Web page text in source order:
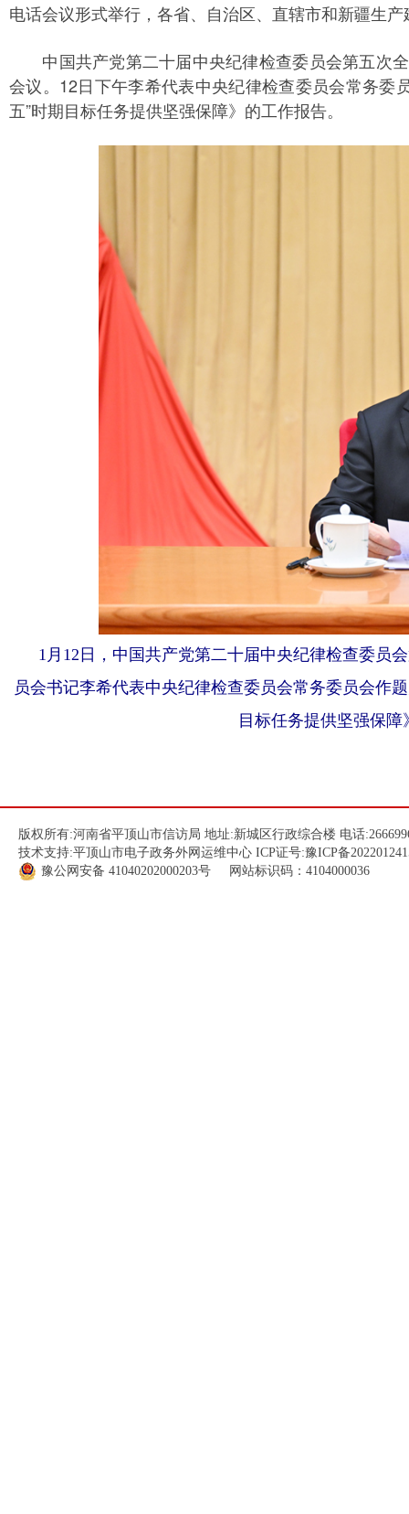
电话会议形式举行，各省、自治区、直辖市和新疆生
中国共产党第二十届中央纪律检查委员会第五次
会议。12日下午李希代表中央纪律检查委员会常务委
五”时期目标任务提供坚强保障》的工作报告。
1月12日，中国共产党第二十届中央纪律检查委员
员会书记李希代表中央纪律检查委员会常务委员会作
目标任务提供坚强保
版权所有:河南省平顶山市信访局 地址:新城区行政综合楼 电话
技术支持:平顶山市电子政务外网运维中心 ICP证号:豫ICP备
豫公网安备 41040202000203号 网站标识码：4104000036